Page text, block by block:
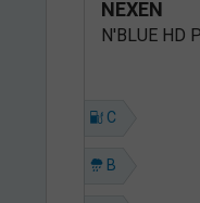
NEXEN
N'BLUE HD
C
B